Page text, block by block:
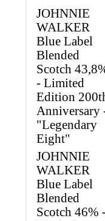
JOHNNIE
WALKER
Blue Label
Blended
Scotch
- Limited
Edition
Anniversary
"Legendary
Eight"
JOHNNIE
WALKER
Blue Label
Blended
Scotch 46%